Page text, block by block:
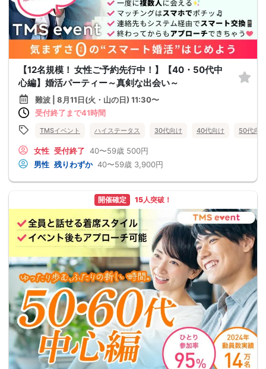
【12名規模！ 女性ご予約先行中！】【40・50代中
心編】婚活パーティー～真剣な出会い～
難波 | 8月11日(火・山の日) 11:30〜
受付終了まで41時間
TMSイベント ハイステータス 30代向け 40代向け 50代向け
女性 受付終了 40〜59歳 500円
男性 残りわずか 40〜59歳 3,900円
開催確定 15人突破！